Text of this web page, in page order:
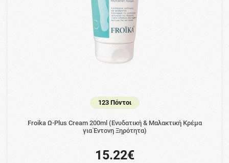
123 Πόντοι
Froika Ω-Plus Cream 200ml (Ενυδατική & Μαλακτική Κρέμα
για Έντονη Ξηρότητα)
15.22€